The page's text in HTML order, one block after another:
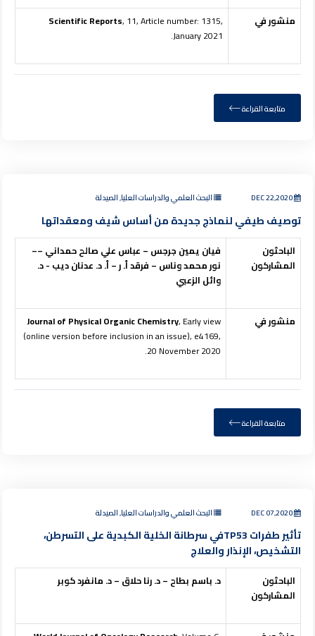
منشور في Scientific Reports, 11, Article number: 1315,
January 2021.
متابعة القراءة
DEC 22,2020 البحث العلمي والدراسات العليا, الصيدلة
توصيف طيفي لنماذج جديدة من أساس شيف ومعقداتها
الباحثون
المشاركون
فيان يمين جرجس – عباس علي صالح حمداني ––
نور محمد وناس – فرقد أ. ر – أ. د. عدنان ديب - د.
وائل الزعبي
منشور في Journal of Physical Organic Chemistry, Early view
(online version before inclusion in an issue), e4169,
20 November 2020.
متابعة القراءة
DEC 07,2020 البحث العلمي والدراسات العليا, الصيدلة
تأثير طفرات TP53في سرطانة الخلية الكبدية على التسرطن،
التشخيص، الإنذار والعلاج
الباحثون
المشاركون
د. باسم بطاح – د. رنا حلاق – د. مانفرد كوبر